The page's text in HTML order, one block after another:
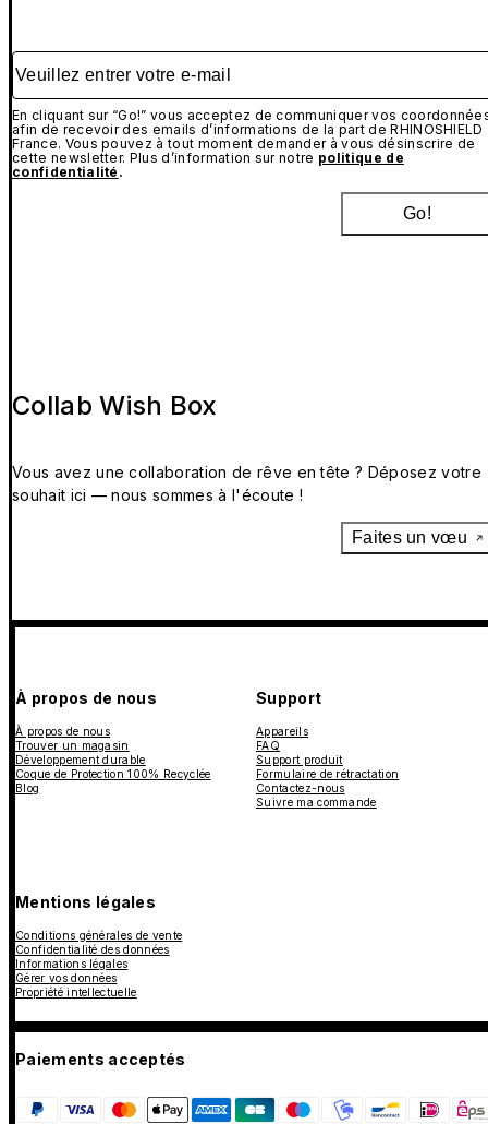
Veuillez entrer votre e-mail
En cliquant sur “Go!” vous acceptez de communiquer vos
afin de recevoir des emails d’informations de la part de RHINOSHIELD
France. Vous pouvez à tout moment demander à vous désinscrire de
cette newsletter. Plus d’information sur notre politique de
confidentialité .
Go!
Collab Wish Box
Vous avez une collaboration de rêve en tête ? Déposez votre
souhait ici — nous sommes à l'écoute !
Faites un vœu
À propos de nous
À propos de nous
Trouver un magasin
Développement durable
Coque de Protection 100% Recyclée
Blog
Support
Appareils
FAQ
Support produit
Formulaire de rétractation
Contactez-nous
Suivre ma commande
Mentions légales
Conditions générales de vente
Confidentialité des données
Informations légales
Gérer vos données
Propriété intellectuelle
Paiements acceptés